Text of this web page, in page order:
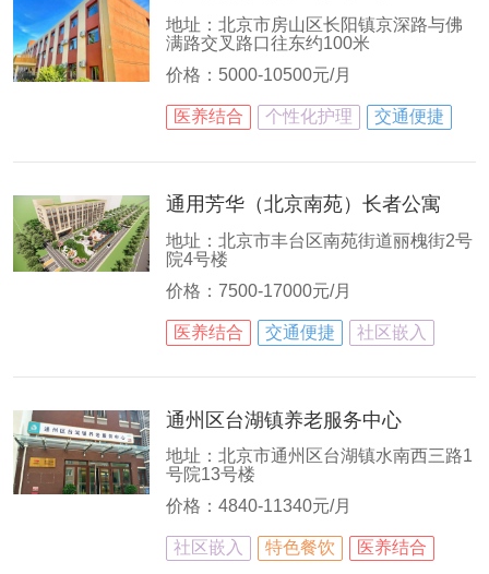
地址：北京市房山区长阳镇京深路与佛
满路交叉路口往东约100米
价格：5000-10500元/月
医养结合 个性化护理 交通便捷
通用芳华（北京南苑）长者公寓
地址：北京市丰台区南苑街道丽槐街2号
院4号楼
价格：7500-17000元/月
医养结合 交通便捷 社区嵌入
通州区台湖镇养老服务中心
地址：北京市通州区台湖镇水南西三路1
号院13号楼
价格：4840-11340元/月
社区嵌入 特色餐饮 医养结合